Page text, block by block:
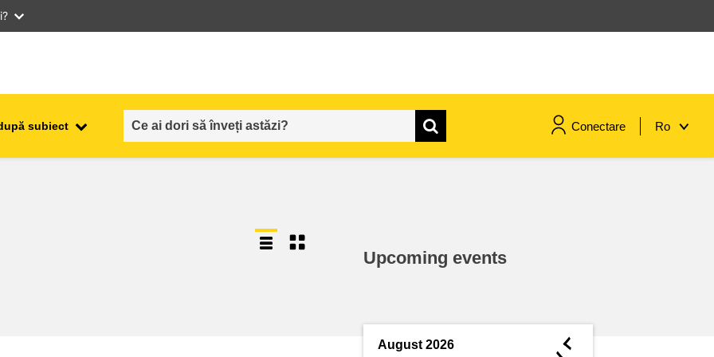
subiect Conectare Ro
Upcoming events
August 2026 ◄